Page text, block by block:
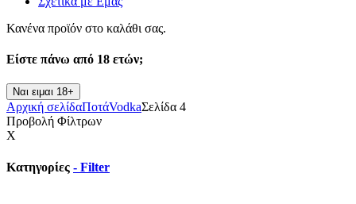
Κανένα προϊόν στο καλάθι σας.
Είστε πάνω από 18 ετών;
Ναι ειμαι 18+
Αρχική σελίδαΠοτάVodkaΣελίδα 4
Προβολή Φίλτρων
X
Κατηγορίες - Filter